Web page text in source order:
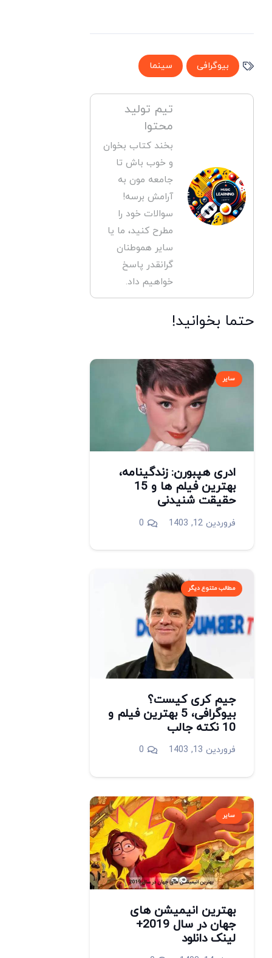
بیوگرافی سینما
تیم تولید
محتوا
بخند کتاب بخوان
و خوب باش تا
جامعه مون به
آرامش برسه!
سوالات خود را
مطرح کنید، ما یا
سایر هموطنان
گرانقدر پاسخ
خواهیم داد.
حتما بخوانید!
سایر
ادری هپبورن: زندگینامه،
بهترین فیلم ها و 15
حقیقت شنیدنی
فروردین 12, 1403 0
مطالب متنوع دیگر
جیم کری کیست؟
بیوگرافی، 5 بهترین فیلم و
10 نکته جالب
فروردین 13, 1403 0
سایر
بهترین انیمیشن های
جهان در سال 2019+
لینک دانلود